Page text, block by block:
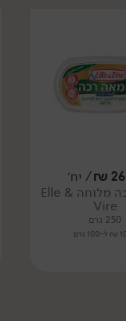
₪/ יח׳
חמאה רכה מלוחה Elle &
Vire
250 גרם
גרם